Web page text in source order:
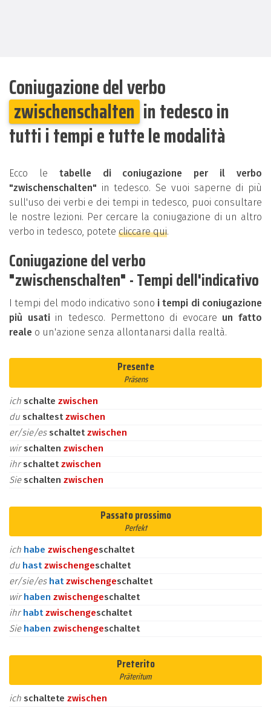
Coniugazione del verbo
zwischenschalten in tedesco in
tutti i tempi e tutte le modalità
Ecco le tabelle di coniugazione per il verbo
"zwischenschalten" in tedesco. Se vuoi saperne di più
sull'uso dei verbi e dei tempi in tedesco, puoi consultare
le nostre lezioni. Per cercare la coniugazione di un altro
verbo in tedesco, potete cliccare qui.
Coniugazione del verbo
"zwischenschalten" - Tempi dell'indicativo
I tempi del modo indicativo sono i tempi di coniugazione
più usati in tedesco. Permettono di evocare un fatto
reale o un'azione senza allontanarsi dalla realtà.
Presente
Präsens
ich schalte zwischen
du schaltestzwischen
er/sie/es schaltetzwischen
wirschalten zwischen
ihrschaltetzwischen
Sie schalten zwischen
Passato prossimo
Perfekt
ich habe zwischengeschaltet
du hastzwischengeschaltet
er/sie/es hatzwischengeschaltet
wirhaben zwischengeschaltet
ihrhabtzwischengeschaltet
Sie haben zwischengeschaltet
Preterito
Präteritum
ich schaltete zwischen